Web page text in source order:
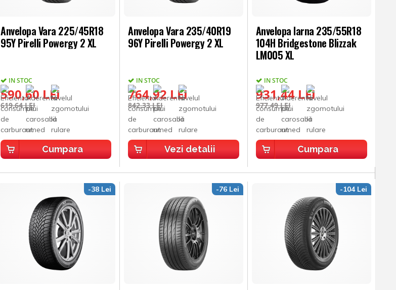
Anvelopa Vara 225/45R18
95Y Pirelli Powergy 2 XL
IN STOC
590,60 LEI
619,64 LEI
Cumpara
Anvelopa Vara 235/40R19
96Y Pirelli Powergy 2 XL
IN STOC
764,92 LEI
842,33 LEI
Vezi detalii
Anvelopa Iarna 235/55R18
104H Bridgestone Blizzak
LM005 XL
IN STOC
931,44 LEI
977,49 LEI
Cumpara
-38 Lei -76 Lei -104 Lei